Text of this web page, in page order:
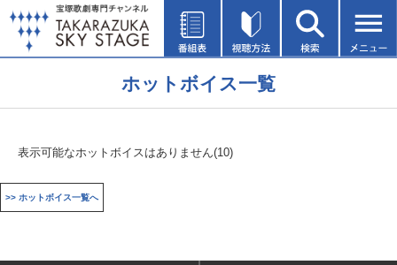
ホットボイス一覧
表示可能なホットボイスはありません(10)
>> ホットボイス一覧へ